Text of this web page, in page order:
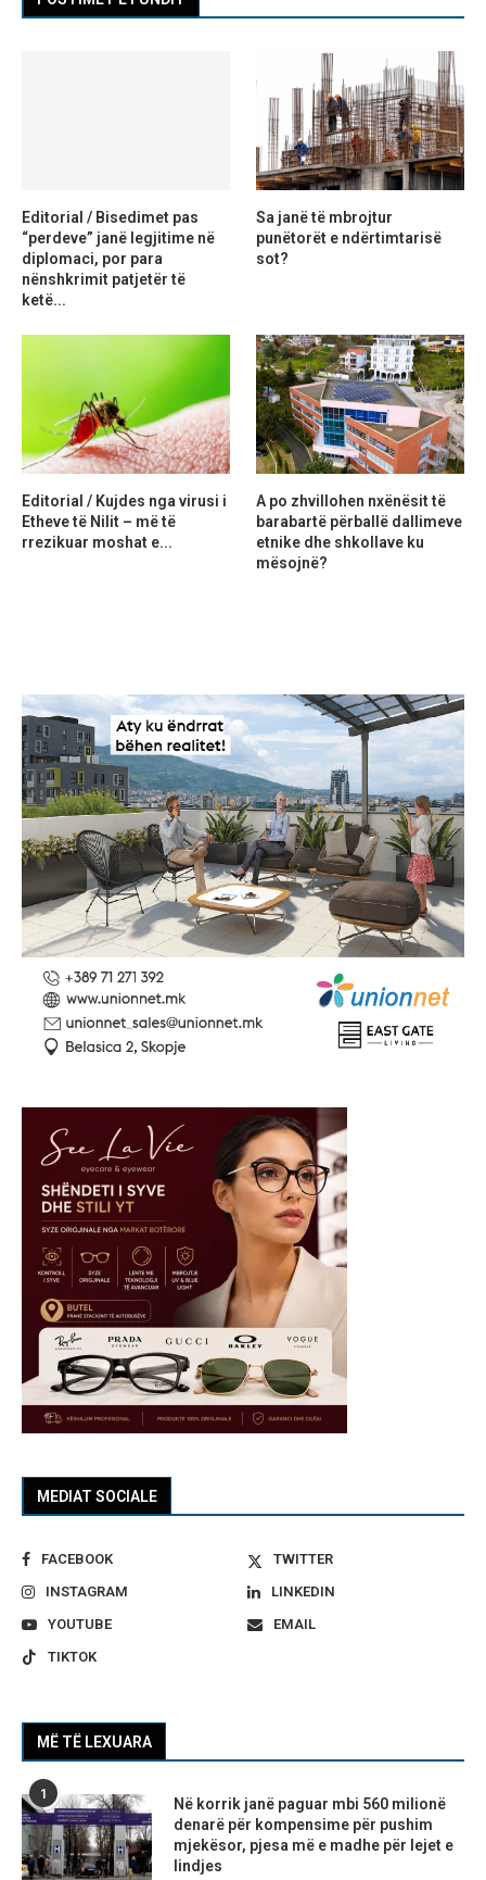
MEDIAT SOCIALE
FACEBOOK
TWITTER
INSTAGRAM
LINKEDIN
YOUTUBE
EMAIL
TIKTOK
MË TË LEXUARA
1
Në korrik janë paguar mbi 560 milionë
denarë për kompensime për pushim
mjekësor, pjesa më e madhe për lejet e
lindjes
Editorial / Bisedimet pas
“perdeve” janë legjitime në
diplomaci, por para
nënshkrimit patjetër të
ketë...
Sa janë të mbrojtur
punëtorët e ndërtimtarisë
sot?
Editorial / Kujdes nga virusi i
Etheve të Nilit – më të
rrezikuar moshat e...
A po zhvillohen nxënësit të
barabartë përballë dallimeve
etnike dhe shkollave ku
mësojnë?